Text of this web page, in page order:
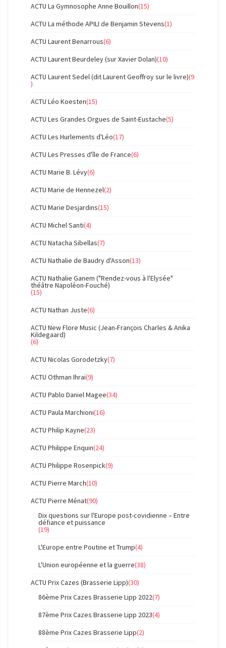
ACTU La Gymnosophe Anne Bouillon(15)
ACTU La méthode APILI de Benjamin Stevens(1)
ACTU Laurent Benarrous(6)
ACTU Laurent Beurdeley (sur Xavier Dolan)(10)
ACTU Laurent Sedel (dit Laurent Geoffroy sur le livre)(9
)
ACTU Léo Koesten(15)
ACTU Les Grandes Orgues de Saint-Eustache(5)
ACTU Les Hurlements d'Léo(17)
ACTU Les Presses d'île de France(6)
ACTU Marie B. Lévy(6)
ACTU Marie de Hennezel(2)
ACTU Marie Desjardins(15)
ACTU Michel Santi(4)
ACTU Natacha Sibellas(7)
ACTU Nathalie de Baudry d'Asson(13)
ACTU Nathalie Ganem ("Rendez-vous à l'Elysée"
théâtre Napoléon-Fouché)
(15)
ACTU Nathan Juste(6)
ACTU New Flore Music (Jean-François Charles & Anika
Kildegaard)
(6)
ACTU Nicolas Gorodetzky(7)
ACTU Othman Ihraï(9)
ACTU Pablo Daniel Magee(34)
ACTU Paula Marchioni(16)
ACTU Philip Kayne(23)
ACTU Philippe Enquin(24)
ACTU Philippe Rosenpick(9)
ACTU Pierre March(10)
ACTU Pierre Ménat(90)
Dix questions sur l'Europe post-covidienne – Entre
défiance et puissance
(19)
L'Europe entre Poutine et Trump(4)
L'Union européenne et la guerre(38)
ACTU Prix Cazes (Brasserie Lipp)(30)
86ème Prix Cazes Brasserie Lipp 2022(7)
87ème Prix Cazes Brasserie Lipp 2023(4)
88ème Prix Cazes Brasserie Lipp(2)